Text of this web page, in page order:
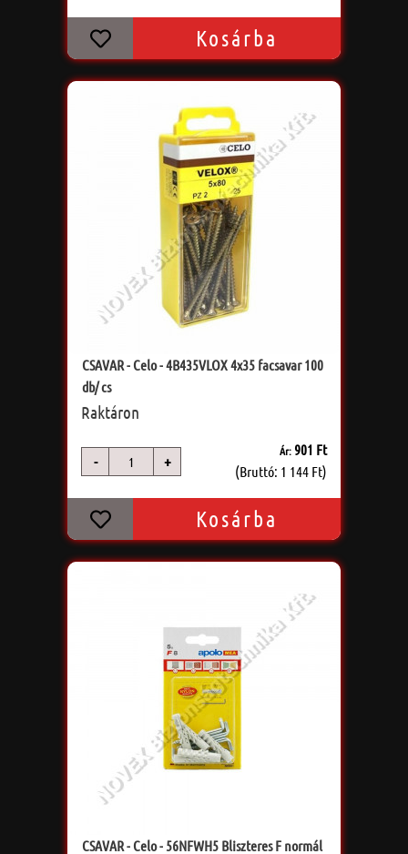
Kosárba
CSAVAR - Celo - 4B435VLOX 4x35 facsavar 100
db/ cs
Raktáron
- +
Ár: 901 Ft
(Bruttó: 1 144 Ft)
Kosárba
CSAVAR - Celo - 56NFWH5 Bliszteres F normál